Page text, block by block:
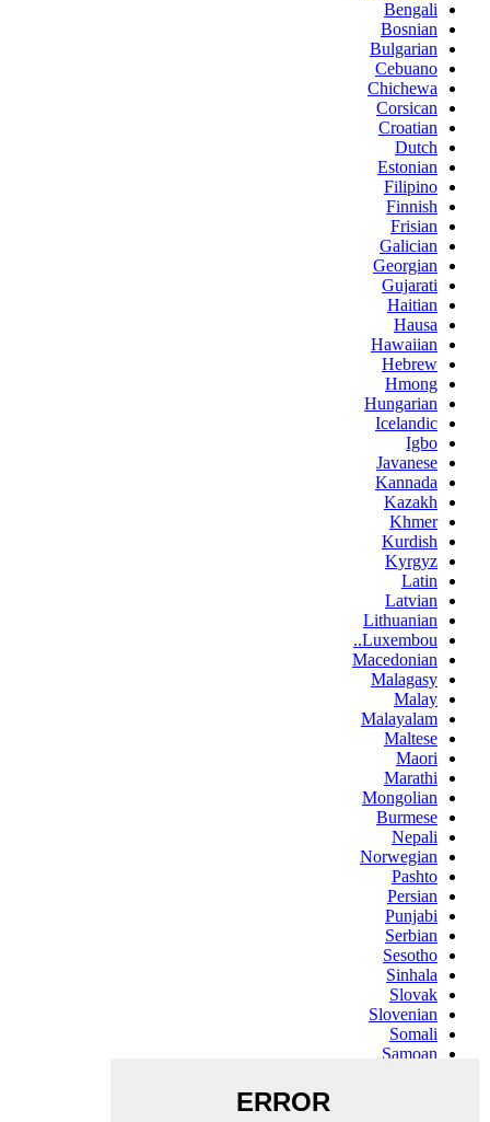
Bengali
Bosnian
Bulgarian
Cebuano
Chichewa
Corsican
Croatian
Dutch
Estonian
Filipino
Finnish
Frisian
Galician
Georgian
Gujarati
Haitian
Hausa
Hawaiian
Hebrew
Hmong
Hungarian
Icelandic
Igbo
Javanese
Kannada
Kazakh
Khmer
Kurdish
Kyrgyz
Latin
Latvian
Lithuanian
Luxembou..
Macedonian
Malagasy
Malay
Malayalam
Maltese
Maori
Marathi
Mongolian
Burmese
Nepali
Norwegian
Pashto
Persian
Punjabi
Serbian
Sesotho
Sinhala
Slovak
Slovenian
Somali
Samoan